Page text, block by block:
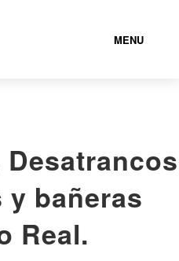
MENU
y bañeras
Real.